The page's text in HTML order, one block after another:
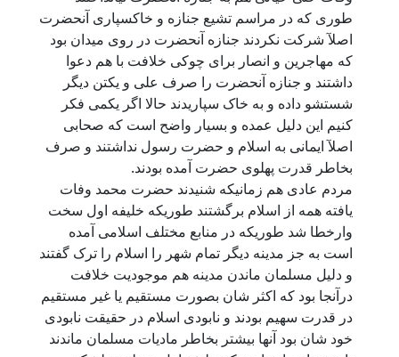
طوری که در مراسم تشیع جنازه و خاکسپاری آنحضرت
اصلآ شرکت نکردند جنازه آنحضرت در روی میدان بود
که مهاجرین و انصار برای چوکی خلافت با هم دعوا
داشتند و جنازه آنحضرت را صرف علی و یکتن دیگر
شستشو داده و به خاک سپاریدند حالا اگر یکمی فکر
کنیم این دلیل عمده و بسیار واضح است که صحابی
اصلآ ایمانی به اسلام و حضرت رسول نداشتند و صرف
بخاطر قدرت پهلوی حضرت آمده بودند.
مردم عادی هم زمانیکه شنیدند حضرت محمد وفات
یافته همه از اسلام برگشتند طوریکه خلیفه اول سخت
وارخطا شد طوریکه در منابع مختلف اسلامی آمده
است به جز مدینه دیگر تمام شهر را اسلام را ترک گفتند
و دلیل مسلمان ماندن مدینه هم موجودیت خلافت
درآنجا بود که اکثر شان بصورت مستقیم یا غیر مستقیم
در قدرت سهیم بودند و نابودی اسلام در حقیقت نابودی
خود شان بود آنها بیشتر بخاطر مادیات مسلمان ماندند